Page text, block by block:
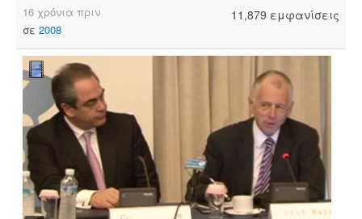
11,879 εμφανίσεις
16 χρόνια πριν
σε 2008